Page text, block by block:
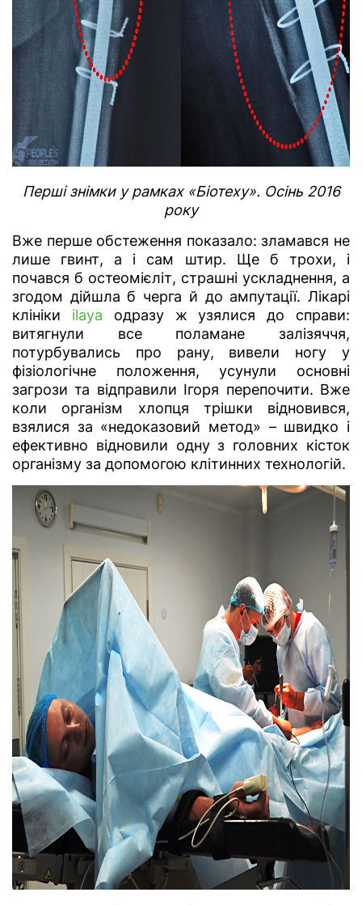
Перші знімки у рамках «Біотеху». Осінь 2016
року
Вже перше обстеження показало: зламався не
лише гвинт, а і сам штир. Ще б трохи, і
почався б остеомієліт, страшні ускладнення, а
згодом дійшла б черга й до ампутації. Лікарі
клініки ilaya одразу ж узялися до справи:
витягнули все поламане залізяччя,
потурбувались про рану, вивели ногу у
фізіологічне положення, усунули основні
загрози та відправили Ігоря перепочити. Вже
коли організм хлопця трішки відновився,
взялися за «недоказовий метод» – швидко і
ефективно відновили одну з головних кісток
організму за допомогою клітинних технологій.